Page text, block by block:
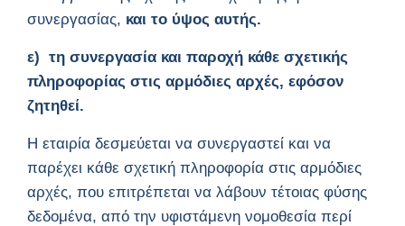
συνεργασίας, και το ύψος αυτής.
ε) τη συνεργασία και παροχή κάθε σχετικής
πληροφορίας στις αρμόδιες αρχές, εφόσον
ζητηθεί.
Η εταιρία δεσμεύεται να συνεργαστεί και να
παρέχει κάθε σχετική πληροφορία στις αρμόδιες
αρχές, που επιτρέπεται να λάβουν τέτοιας φύσης
δεδομένα, από την υφιστάμενη νομοθεσία περί